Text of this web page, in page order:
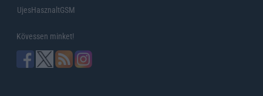
UjesHasznaltGSM
Kövessen minket!